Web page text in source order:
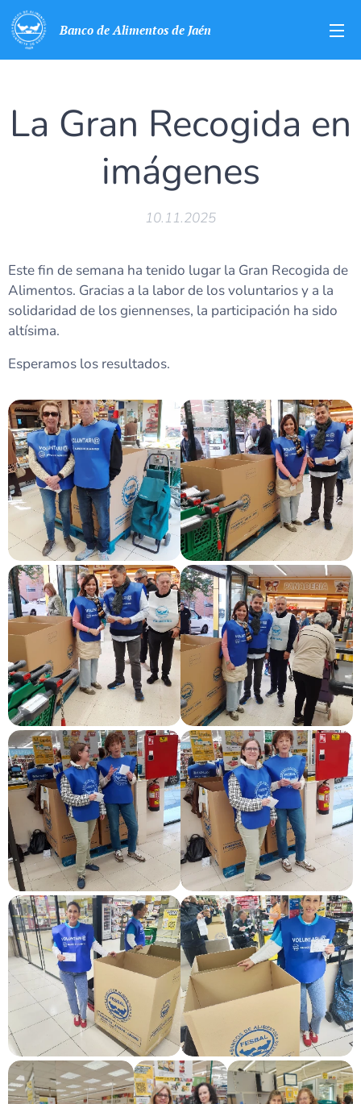
Banco de Alimentos de Jaén
La Gran Recogida en
imágenes
10.11.2025
Este fin de semana ha tenido lugar la Gran Recogida de
Alimentos. Gracias a la labor de los voluntarios y a la
solidaridad de los giennenses, la participación ha sido
altísima.
Esperamos los resultados.